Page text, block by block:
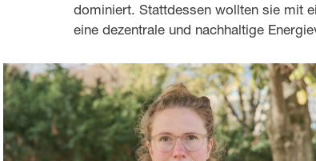
dominiert. Stattdessen wollten sie mit
eine dezentrale und nachhaltige